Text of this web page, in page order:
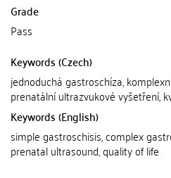
Grade
Pass
Keywords (Czech)
jednoduchá gastroschíza,
prenatální ultrazvukové vyšetření,
Keywords (English)
simple gastroschisis, complex
prenatal ultrasound, quality of life